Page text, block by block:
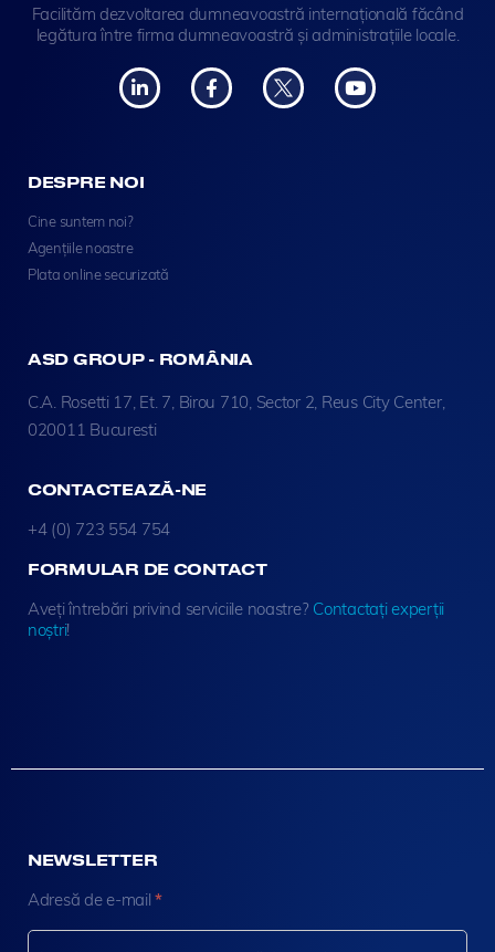
Facilităm dezvoltarea dumneavoastră internațională făcând
legătura între firma dumneavoastră și administrațiile locale.
DESPRE NOI
Cine suntem noi?
Agențiile noastre
Plata online securizată
ASD GROUP - ROMÂNIA
C.A. Rosetti 17, Et. 7, Birou 710, Sector 2, Reus City Center,
020011 Bucuresti
CONTACTEAZĂ-NE
+4 (0) 723 554 754
FORMULAR DE CONTACT
Aveți întrebări privind serviciile noastre? Contactați experții
noștri!
NEWSLETTER
N
w
Adresă de e-mail*